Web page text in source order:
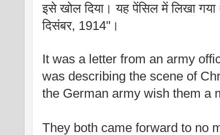
इसे खोल दिया। यह पेंसिल में लिखा गया
दिसंबर, 1914"।
It was a letter from an army
was describing the scene of
the German army wish them a
They both came forward to no